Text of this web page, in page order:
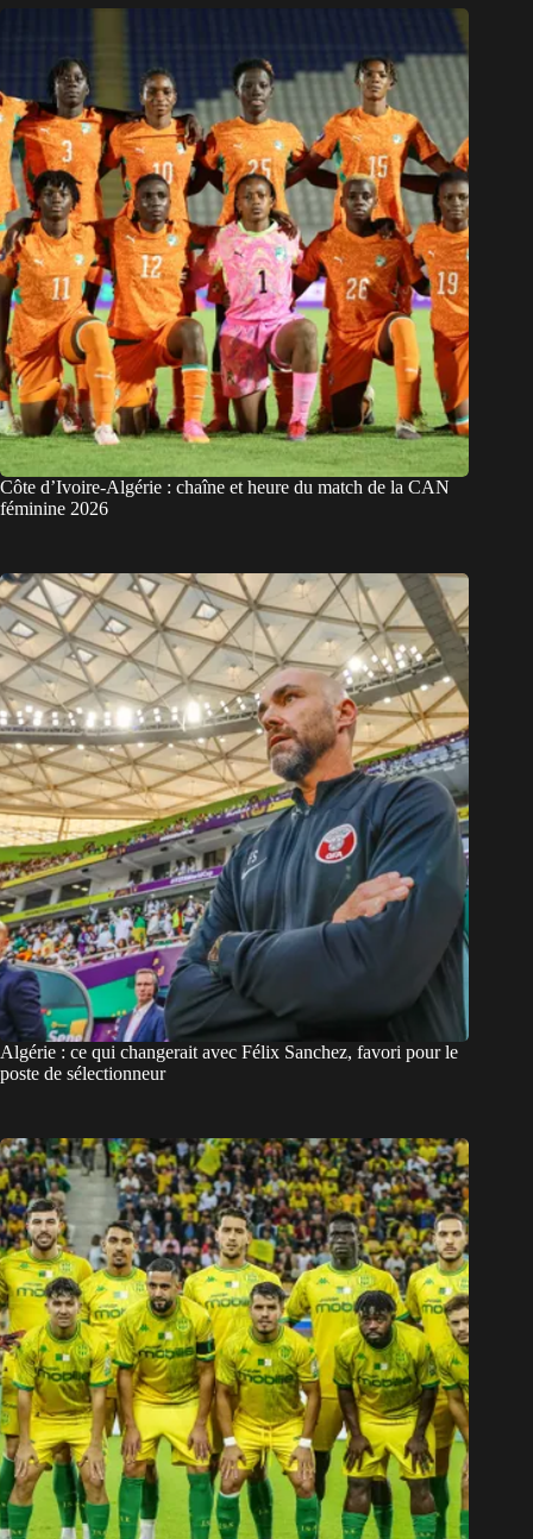
Côte d’Ivoire-Algérie : chaîne et heure du match de la CAN
féminine 2026
Algérie : ce qui changerait avec Félix Sanchez, favori pour le
poste de sélectionneur